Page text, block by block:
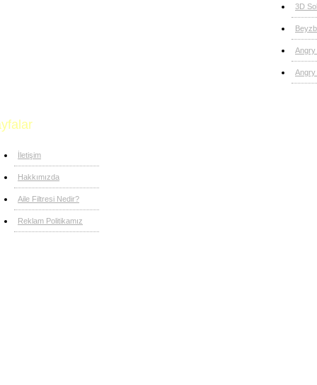
3D
Angry
Angry
İletişim
Hakkımızda
Aile Filtresi Nedir?
Reklam Politikamız